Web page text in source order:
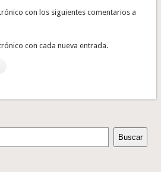
con los siguientes comentarios a
con cada nueva entrada.
Buscar